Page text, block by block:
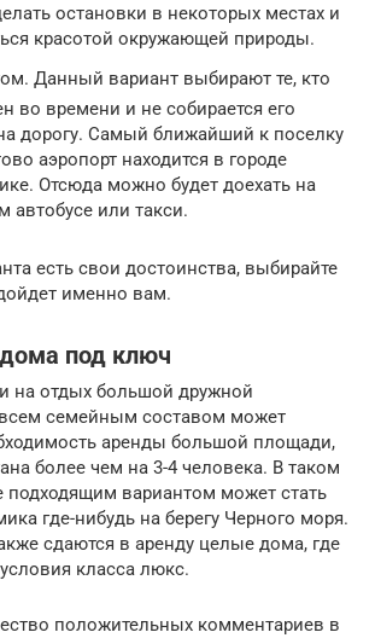
остановки в некоторых местах и
красотой окружающей природы.
Данный вариант выбирают те, кто
во времени и не собирается его
дорогу. Самый ближайший к поселку
аэропорт находится в городе
Отсюда можно будет доехать на
автобусе или такси.
есть свои достоинства, выбирайте
именно вам.
под ключ
на отдых большой дружной
семейным составом может
аренды большой площади,
более чем на 3-4 человека. В таком
подходящим вариантом может стать
где-нибудь на берегу Черного моря.
сдаются в аренду целые дома, где
класса люкс.
положительных комментариев в